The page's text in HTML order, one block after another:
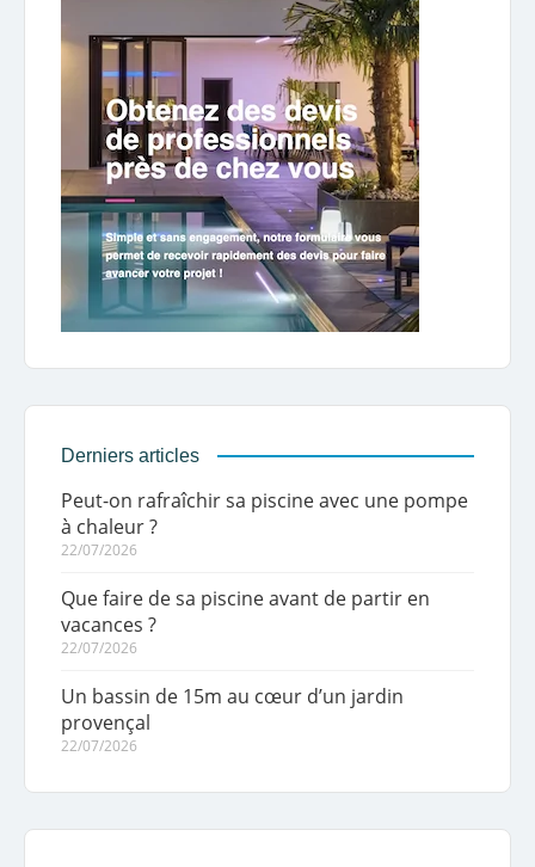
Derniers articles
Peut-on rafraîchir sa piscine avec une pompe
à chaleur ?
22/07/2026
Que faire de sa piscine avant de partir en
vacances ?
22/07/2026
Un bassin de 15m au cœur d’un jardin
provençal
22/07/2026